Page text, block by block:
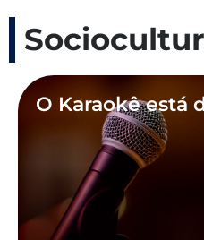
O Karaokê está